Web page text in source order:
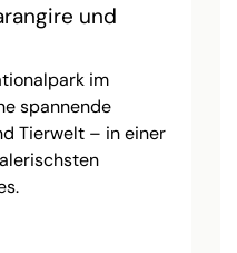
und
im
spannende
Tierwelt – in einer